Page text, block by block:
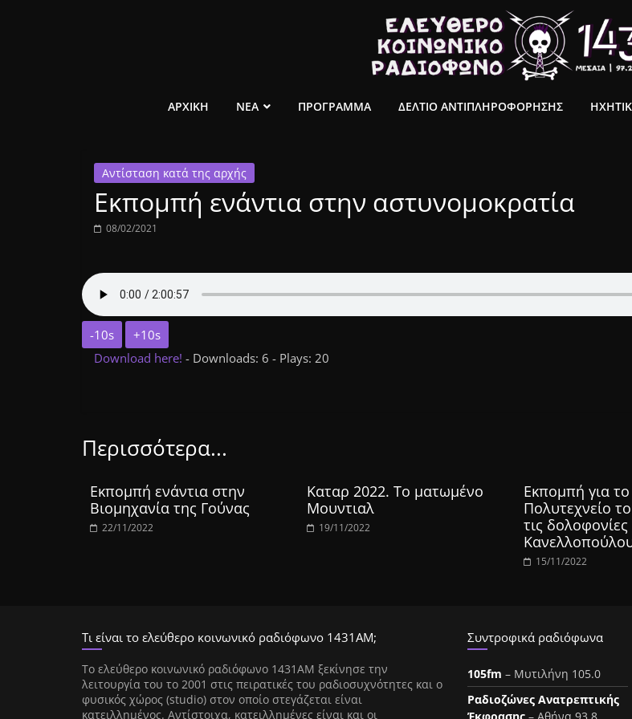
ελεύθερο
κοινωνικό
ραδιόφωνο
1431AM
ΑΡΧΙΚΗ ΝΕΑ ΠΡΟΓΡΑΜΜΑ ΔΕΛΤΙΟ ΑΝΤΙΠΛΗΡΟΦΟΡΗΣΗΣ
Αντίσταση κατά της αρχής
Εκπομπή ενάντια στην αστυνομοκρατία
08/02/2021
-10s
+10s
Download here! - Downloads: 6 - Plays: 20
Περισσότερα...
Εκπομπή ενάντια στην
Βιομηχανία της Γούνας
22/11/2022
Καταρ 2022. Το ματωμένο
Μουντιαλ
19/11/2022
Εκπομπή για το
Πολυτεχνείο
τις
15/11/2022
Τι είναι το ελεύθερο κοινωνικό ραδιόφωνο 1431ΑΜ;
Tο ελεύθερο κοινωνικό ραδιόφωνο 1431AM ξεκίνησε την
λειτουργία του το 2001 στις πειρατικές του ραδιοσυχνότητες και ο
φυσικός χώρος (studio) στον οποίο στεγάζεται είναι
κατειλλημένος. Αντίστοιχα, κατειλλημένες είναι και οι
Συντροφικά ραδιόφωνα
105fm – Μυτιλήνη 105.0
Ραδιοζώνες Ανατρεπτικής